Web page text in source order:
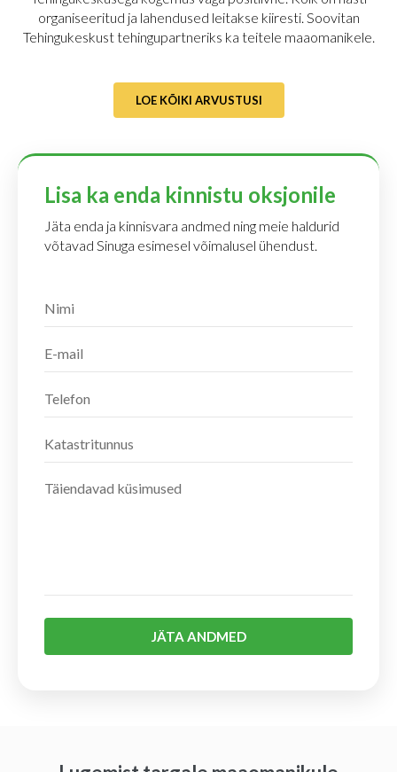
organiseeritud ja lahendused leitakse kiiresti. Soovitan
Tehingukeskust tehingupartneriks ka teitele maaomanikele.
LOE KÕIKI ARVUSTUSI
Lisa ka enda kinnistu oksjonile
Jäta enda ja kinnisvara andmed ning meie haldurid
võtavad Sinuga esimesel võimalusel ühendust.
JÄTA ANDMED